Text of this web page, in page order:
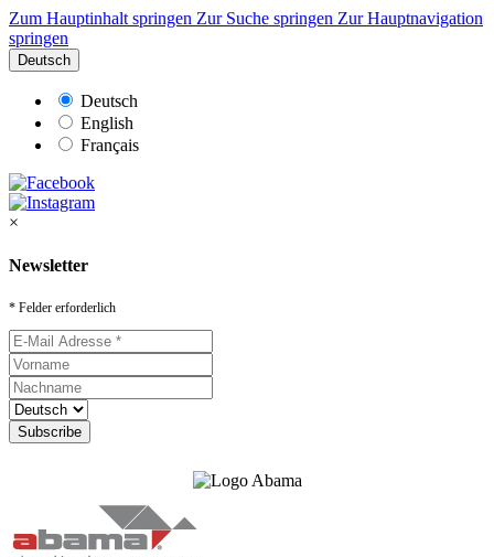
Zum Hauptinhalt springen Zur Suche springen Zur Hauptnavigation
springen
Deutsch
Deutsch
English
Français
×
Newsletter
* Felder erforderlich